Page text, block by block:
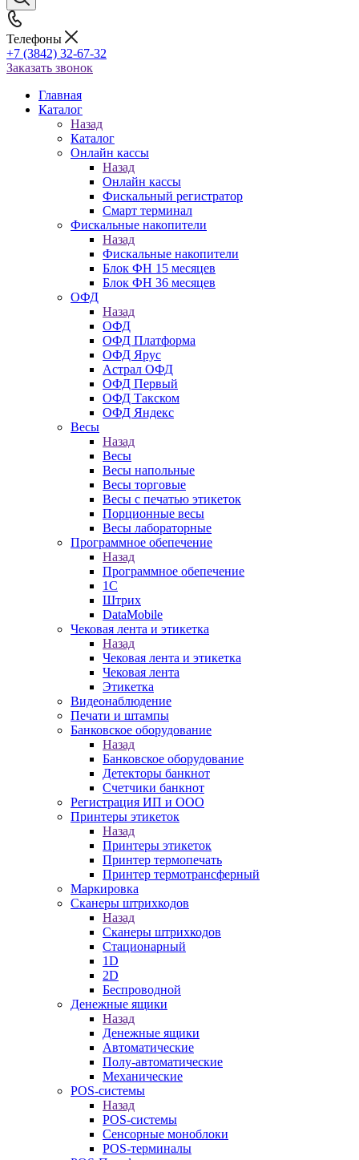
Телефоны
+7 (3842) 32-67-32
Заказать звонок
Главная
Каталог
Назад
Каталог
Онлайн кассы
Назад
Онлайн кассы
Фискальный регистратор
Смарт терминал
Фискальные накопители
Назад
Фискальные накопители
Блок ФН 15 месяцев
Блок ФН 36 месяцев
ОФД
Назад
ОФД
ОФД Платформа
ОФД Ярус
Астрал ОФД
ОФД Первый
ОФД Такском
ОФД Яндекс
Весы
Назад
Весы
Весы напольные
Весы торговые
Весы с печатью этикеток
Порционные весы
Весы лабораторные
Программное обепечение
Назад
Программное обепечение
1С
Штрих
DataMobile
Чековая лента и этикетка
Назад
Чековая лента и этикетка
Чековая лента
Этикетка
Видеонаблюдение
Печати и штампы
Банковское оборудование
Назад
Банковское оборудование
Детекторы банкнот
Счетчики банкнот
Регистрация ИП и ООО
Принтеры этикеток
Назад
Принтеры этикеток
Принтер термопечать
Принтер термотрансферный
Маркировка
Сканеры штрихкодов
Назад
Сканеры штрихкодов
Стационарный
1D
2D
Беспроводной
Денежные ящики
Назад
Денежные ящики
Автоматические
Полу-автоматические
Механические
POS-системы
Назад
POS-системы
Сенсорные моноблоки
POS-терминалы